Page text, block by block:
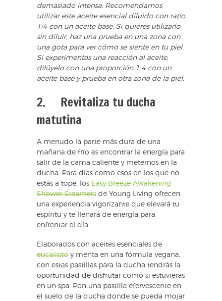
demasiado intensa. Recomendamos
utilizar este aceite esencial diluido con ratio
1:4 con un aceite base. Si quieres utilizarlo
sin diluir, haz una prueba en una zona con
una gota para ver cómo se siente en tu piel.
Si experimentas una reacción al aceite,
dilúyelo con una proporción 1:4 con un
aceite base y prueba en otra zona de la piel.
2. Revitaliza tu ducha
matutina
A menudo la parte más dura de una
mañana de frío es encontrar la energía para
salir de la cama caliente y meternos en la
ducha. Para días como esos en los que no
estás a tope, los Easy Breeze Awakening
Shower Steamers de Young Living ofrecen
una experiencia vigorizante que elevará tu
espíritu y te llenará de energía para
enfrentar el día.
Elaborados con aceites esenciales de
eucalipto y menta en una fórmula vegana,
con estas pastillas para la ducha tendrás la
oportunidad de disfrutar como si estuvieras
en un spa. Pon una pastilla efervescente en
el suelo de la ducha donde se pueda mojar